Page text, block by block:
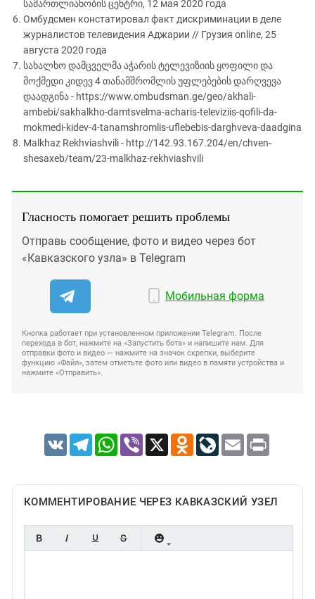
სამართლიანობის ცენტრი, 12 мая 2020 года
Омбудсмен констатировал факт дискриминации в деле
журналистов телевидения Аджарии // Грузия online, 25
августа 2020 года
სახალხო დამცველმა აჭარის ტელევიზიის ყოფილი და
მოქმედი კიდევ 4 თანამშრომლის უფლებების დარღვევა
დაადგინა - https://www.ombudsman.ge/geo/akhali-
ambebi/sakhalkho-damtsvelma-acharis-televiziis-qofili-da-
mokmedi-kidev-4-tanamshromlis-uflebebis-darghveva-daadgina
Malkhaz Rekhviashvili - http://142.93.167.204/en/chven-
shesaxeb/team/23-malkhaz-rekhviashvili
Гласность помогает решить проблемы
Отправь сообщение, фото и видео через бот
«Кавказского узла» в Telegram
Мобильная форма
Кнопка работает при установленном приложении Telegram. После
перехода в бот, нажмите на «Запустить бота» и напишите нам. Для
отправки фото и видео — нажмите на значок скрепки, выберите
функцию «Файл», затем отметьте фото или видео в памяти устройства и
нажмите «Отправить».
VK TelegramWhatsApp
Viber X Odnoklassniki
LiveJournal
Email Print
КОММЕНТИРОВАНИЕ ЧЕРЕЗ КАВКАЗСКИЙ УЗЕЛ